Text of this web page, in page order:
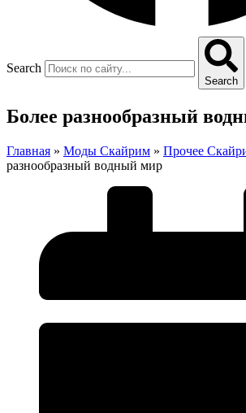
Search
Search
Более разнообразный
Главная » Моды Скайрим » Прочее
разнообразный водный мир